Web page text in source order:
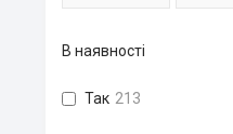
В наявності
Так 213